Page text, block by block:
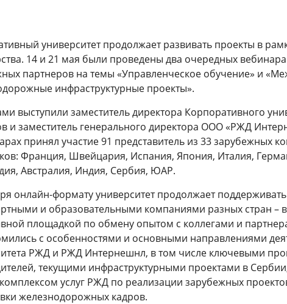
Российской Федерации
31 марта 2026
отрасли
30 июля
университет продолжает развивать проекты в
14 и 21 мая были проведены два очередных
партнеров на темы «Управленческое обучение» и
инфраструктурные проекты».
выступили заместитель директора Корпоративного
и заместитель генерального директора ООО «РЖД
принял участие 91 представитель из 33 зарубежных
Франция, Швейцария, Испания, Япония, Италия,
Австралия, Индия, Сербия, ЮАР.
онлайн-формату университет продолжает
и образовательными компаниями разных стран –
площадкой по обмену опытом с коллегами и
с особенностями и основными направлениями
РЖД и РЖД Интернешнл, в том числе ключевыми
текущими инфраструктурными проектами в
услуг РЖД по реализации зарубежных
железнодорожных кадров.